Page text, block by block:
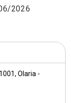
, Olaria -
2026